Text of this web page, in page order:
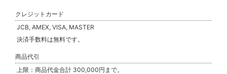
クレジットカード
JCB, AMEX, VISA, MASTER
決済手数料は無料です。
商品代引
上限：商品代金合計 300,000円まで。